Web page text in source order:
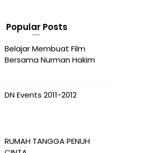
Popular Posts
Belajar Membuat Film
Bersama Nurman Hakim
DN Events 2011-2012
RUMAH TANGGA PENUH